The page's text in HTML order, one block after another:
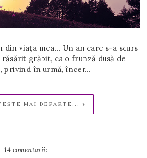
din viața mea… Un an care s-a scurs
răsărit grăbit, ca o frunză dusă de
privind în urmă, încer…
MAI DEPARTE... »
14 comentarii: